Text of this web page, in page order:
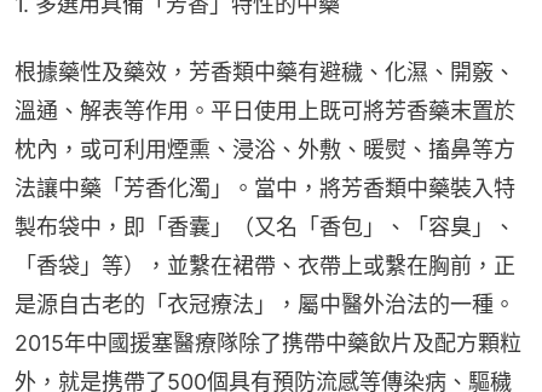
根據藥性及藥效，芳香類中藥有避穢、化濕、開竅、
溫通、解表等作用。平日使用上既可將芳香藥末置於
枕內，或可利用煙熏、浸浴、外敷、暖熨、搐鼻等方
法讓中藥「芳香化濁」。當中，將芳香類中藥裝入特
製布袋中，即「香囊」（又名「香包」、「容臭」、
「香袋」等），並繫在裙帶、衣帶上或繫在胸前，正
是源自古老的「衣冠療法」，屬中醫外治法的一種。
2015年中國援塞醫療隊除了携帶中藥飲片及配方顆粒
外，就是携帶了500個具有預防流感等傳染病、驅穢